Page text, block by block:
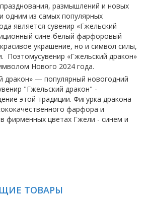
размышлений и новых
одним из самых популярных
является сувенир «Гжельский
сине-белый фарфоровый
украшение, но и символ силы,
Поэтомусувенир «Гжельский дракон»
Нового 2024 года.
дракон» — популярный новогодний
"Гжельский дракон" -
этой традиции. Фигурка дракона
фарфора и
фирменных цветах Гжели - синем и
ТОВАРЫ